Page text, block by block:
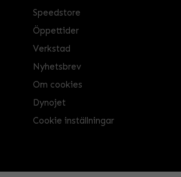
Speedstore
Öppettider
Verkstad
Nyhetsbrev
Om cookies
Dynojet
Cookie inställningar